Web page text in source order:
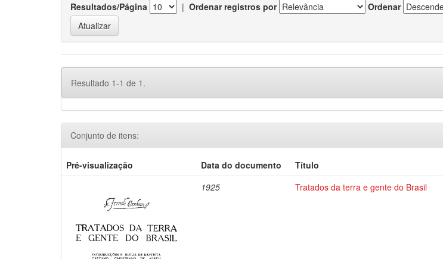
Resultados/Página | Ordenar registros por Ordenar
Resultado 1-1 de 1.
Conjunto de itens:
Pré-visualização Data do documento Título
1925
Tratados da terra e gente do Brasil